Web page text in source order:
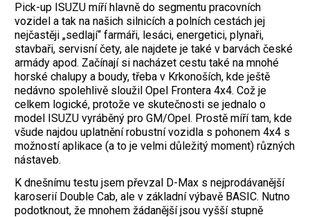
Pick-up ISUZU míří hlavně do segmentu pracovních
vozidel a tak na našich silnicích a polních cestách jej
nejčastěji „sedlají“ farmáři, lesáci, energetici, plynaři,
stavbaři, servisní čety, ale najdete je také v barvách české
armády apod. Začínají si nacházet cestu také na mnohé
horské chalupy a boudy, třeba v Krkonoších, kde ještě
nedávno spolehlivě sloužil Opel Frontera 4x4. Což je
celkem logické, protože ve skutečnosti se jednalo o
model ISUZU vyráběný pro GM/Opel. Prostě míří tam, kde
všude najdou uplatnění robustní vozidla s pohonem 4x4 s
možností aplikace (a to je velmi důležitý moment) různých
nástaveb.
K dnešnímu testu jsem převzal D-Max s nejprodávanější
karoserií Double Cab, ale v základní výbavě BASIC. Nutno
podotknout, že mnohem žádanější jsou vyšší stupně